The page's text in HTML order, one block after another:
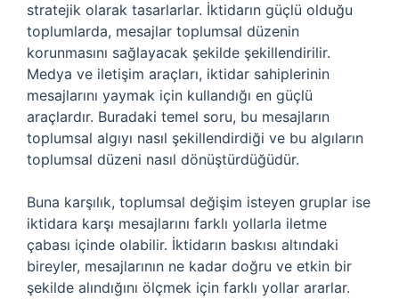
stratejik olarak tasarlarlar. İktidarın güçlü olduğu
toplumlarda, mesajlar toplumsal düzenin
korunmasını sağlayacak şekilde şekillendirilir.
Medya ve iletişim araçları, iktidar sahiplerinin
mesajlarını yaymak için kullandığı en güçlü
araçlardır. Buradaki temel soru, bu mesajların
toplumsal algıyı nasıl şekillendirdiği ve bu algıların
toplumsal düzeni nasıl dönüştürdüğüdür.
Buna karşılık, toplumsal değişim isteyen gruplar ise
iktidara karşı mesajlarını farklı yollarla iletme
çabası içinde olabilir. İktidarın baskısı altındaki
bireyler, mesajlarının ne kadar doğru ve etkin bir
şekilde alındığını ölçmek için farklı yollar ararlar.